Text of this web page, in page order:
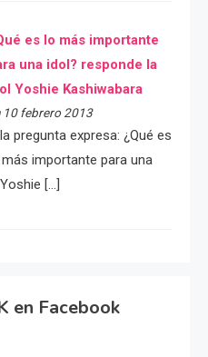
es lo más importante
una idol? responde la
Yoshie Kashiwabara
10 febrero 2013
pregunta expresa: ¿Qué es
importante para una
[…]
en Facebook